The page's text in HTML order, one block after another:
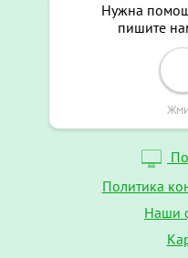
Нужна
пишите
Политика
Наши